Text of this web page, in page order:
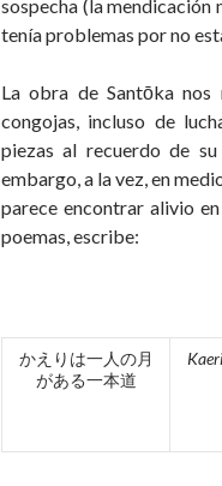
sospecha (la mendicación
tenía problemas por no
La obra de Santōka
congojas, incluso de
piezas al recuerdo de
embargo, a la vez, en
parece encontrar alivio
poemas, escribe:
かえりは一人の月
がある一本道